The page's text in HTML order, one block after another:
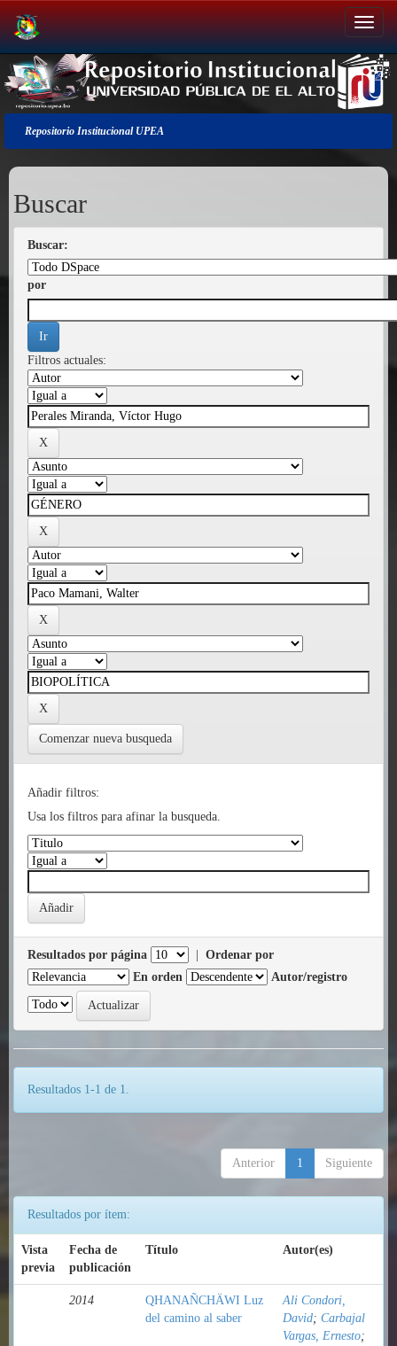
Salir
de
la
navegación
Repositorio Institucional UPEA
Buscar
Buscar:
por
Filtros actuales:
Comenzar nueva busqueda
Añadir filtros:
Usa los filtros para afinar la busqueda.
Resultados por página
Ordenar por
En orden
Autor/registro
Resultados 1-1 de 1.
Anterior 1 Siguiente
Resultados por ítem:
Vista
previa
Fecha de
publicación
Título Autor(es)
2014
QHANAÑCHÄWI Luz
del camino al saber
Ali Condori,
David; Carbajal
Vargas, Ernesto;